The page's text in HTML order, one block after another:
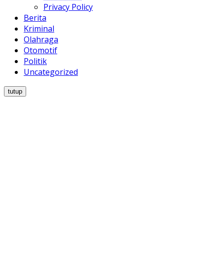
Privacy Policy
Berita
Kriminal
Olahraga
Otomotif
Politik
Uncategorized
tutup